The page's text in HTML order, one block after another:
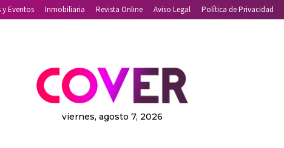
y Eventos Inmobiliaria Revista Online Aviso Legal Política de Privacidad
viernes, agosto 7, 2026